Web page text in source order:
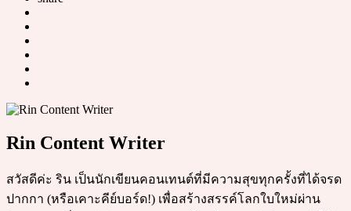
Rin Content Writer
สวัสดีค่ะ ริน เป็นนักเขียนคอนเทนต์ที่มีความสุขทุกครั้งที่ได้จรด
ปากกา (หรือเคาะคีย์บอร์ด!) เพื่อสร้างสรรค์โลกใบใหม่ผ่าน